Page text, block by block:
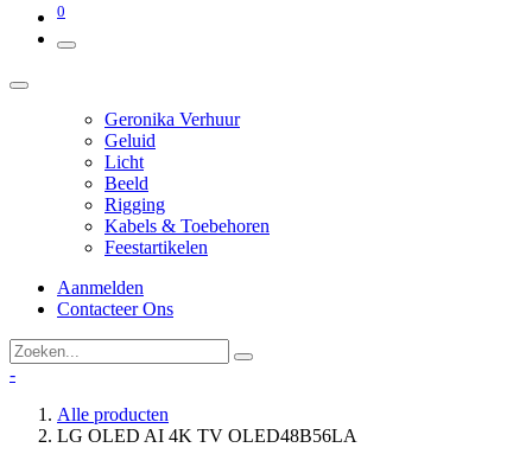
0
Geronika Verhuur
Geluid
Licht
Beeld
Rigging
Kabels & Toebehoren
Feestartikelen
Aanmelden
Contacteer Ons
-
Alle producten
LG OLED AI 4K TV OLED48B56LA